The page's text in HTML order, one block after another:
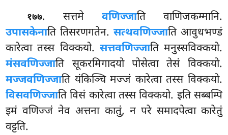
१७७. सत्तमे वणिज्जाति वाणिजकम्मानि.
उपासकेनाति तिसरणगतेन. सत्थवणिज्जाति आवुधभण्डं
कारेत्वा तस्स विक्कयो. सत्तवणिज्जाति मनुस्सविक्कयो.
मंसवणिज्जाति सूकरमिगादयो पोसेत्वा तेसं विक्कयो.
मज्जवणिज्जाति यंकिञ्चि मज्जं कारेत्वा तस्स विक्कयो.
विसवणिज्जाति विसं कारेत्वा तस्स विक्कयो. इति सब्बम्पि
इमं वणिज्जं नेव अत्तना कातुं, न परे समादपेत्वा कारेतुं
वट्टति.